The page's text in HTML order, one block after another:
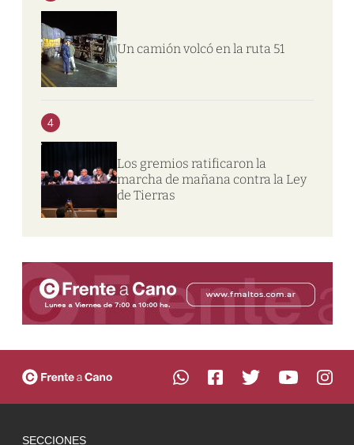
Un camión volcó en la ruta 51
4
Los gremios ratificaron la
marcha de mañana contra la Ley
de Tierras
SECCIONES